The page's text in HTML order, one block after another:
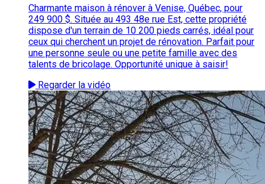
Charmante maison à rénover à Venise, Québec, pour
249 900 $. Située au 493 48e rue Est, cette propriété
dispose d'un terrain de 10 200 pieds carrés, idéal pour
ceux qui cherchent un projet de rénovation. Parfait pour
une personne seule ou une petite famille avec des
talents de bricolage. Opportunité unique à saisir!
Regarder la vidéo